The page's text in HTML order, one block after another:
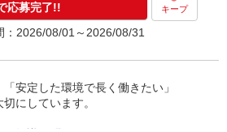
応募完了!! キープ
：2026/08/01～2026/08/31
「安定した環境で長く働きたい」
にしています。